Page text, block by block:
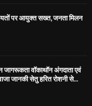
पर आयुक्त सख्त, जनता मिलन
वॉकाथॉन अंगदाता एवं
जानकी सेतु हरित रोशनी से...